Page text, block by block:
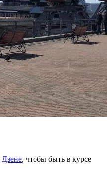
Дзене, чтобы быть в курсе